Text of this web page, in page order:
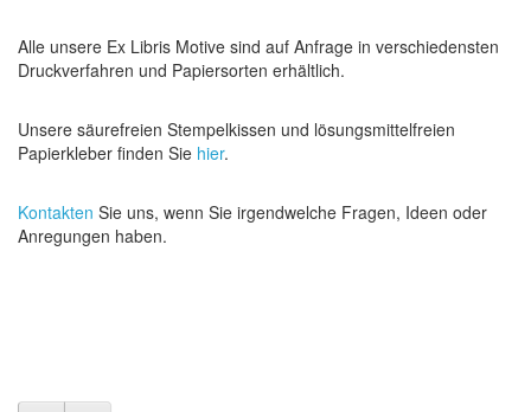
Alle unsere Ex Libris Motive sind auf Anfrage in verschiedensten
Druckverfahren und Papiersorten erhältlich.
Unsere säurefreien Stempelkissen und lösungsmittelfreien
Papierkleber finden Sie hier.
Kontakten Sie uns, wenn Sie irgendwelche Fragen, Ideen oder
Anregungen haben.